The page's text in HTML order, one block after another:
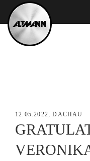
12.05.2022, DACHAU